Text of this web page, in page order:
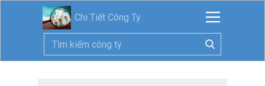
Chi Tiết Công Ty